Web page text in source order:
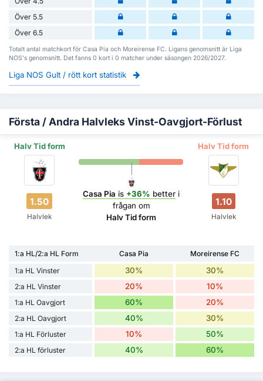
Över 5.5
Över 6.5
Totalt antal matchkort för Casa Pia och Moreirense FC. Ligans genomsnitt är Liga
NOS's genomsnitt. Det fanns 0 kort i 0 matcher under säsongen 2026/2027.
Liga NOS Gult / rött kort statistik
Första / Andra Halvleks Vinst-Oavgjort-Förlust
Halv Tid form Halv Tid form
1.50
Halvlek
Casa Pia is +36% better i
frågan om
Halv Tid form
1.10
Halvlek
1:a HL/2:a HL Form Casa Pia
Moreirense FC
1:a HL Vinster
30% 30%
2:a HL Vinster 20% 10%
1:a HL Oavgjort 60% 20%
2:a HL Oavgjort 40% 30%
1:a HL Förluster 10% 50%
2:a HL förluster 40% 60%